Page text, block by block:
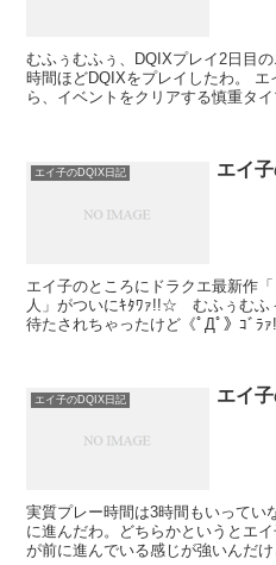
むふぅむふぅ、DQIXプレイ2日目
時間ほどDQIXをプレイしたわ。 エイ子はじっくりレベルを上げてか
ら、イベントをクリアする慎重タ
エイ子のDQIX日記 エイ
エイ子のところにドラクエ最新作
人」がついにｷﾀﾜｧ!!☆ むふぅむふ
待たされちゃったけど《ﾟДﾟ》ｺﾞﾗ
エイ子のDQIX日記 エイ
実質プレー時間は3時間もいってい
に進んだわ。どちらかというとエ
が前に進んでいる感じが強いんだけどねｗ 指示通り動